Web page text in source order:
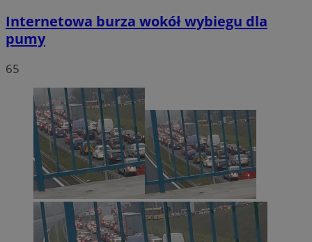
Internetowa burza wokół wybiegu dla
pumy
65